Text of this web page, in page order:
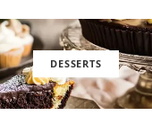
DESSERTS